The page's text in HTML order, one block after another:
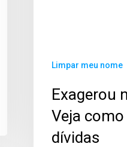
Limpar meu nome
Exagerou
Veja
dívidas